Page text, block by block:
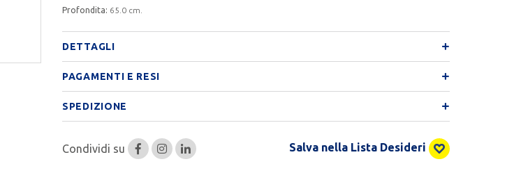
Profondita: 65.0 cm.
DETTAGLI
PAGAMENTI E RESI
SPEDIZIONE
Condividi su Salva nella Lista Desideri